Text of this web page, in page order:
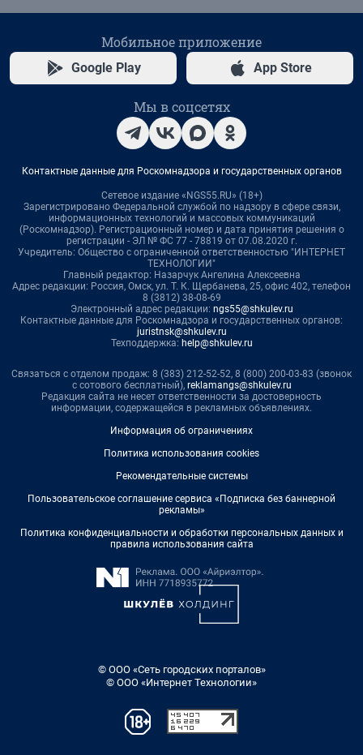
Мобильное приложение
Google Play App Store
Мы в соцсетях
Контактные данные для Роскомнадзора и государственных органов
Сетевое издание «NGS55.RU» (18+)
Зарегистрировано Федеральной службой по надзору в сфере связи,
информационных технологий и массовых коммуникаций
(Роскомнадзор). Регистрационный номер и дата принятия решения о
регистрации - ЭЛ № ФС 77 - 78819 от 07.08.2020 г.
Учредитель: Общество с ограниченной ответственностью "ИНТЕРНЕТ
ТЕХНОЛОГИИ"
Главный редактор: Назарчук Ангелина Алексеевна
Адрес редакции: Россия, Омск, ул. Т. К. Щербанева, 25, офис 402, телефон
8 (3812) 38-08-69
Электронный адрес редакции: ngs55@shkulev.ru
Контактные данные для Роскомнадзора и государственных органов:
juristnsk@shkulev.ru
Техподдержка: help@shkulev.ru
Связаться с отделом продаж: 8 (383) 212-52-52, 8 (800) 200-03-83 (звонок
с сотового бесплатный), reklamangs@shkulev.ru
Редакция сайта не несет ответственности за достоверность
информации, содержащейся в рекламных объявлениях.
Информация об ограничениях
Политика использования cookies
Рекомендательные системы
Пользовательское соглашение сервиса «Подписка без баннерной
рекламы»
Политика конфиденциальности и обработки персональных данных и
правила использования сайта
© ООО «Сеть городских порталов»
© ООО «Интернет Технологии»